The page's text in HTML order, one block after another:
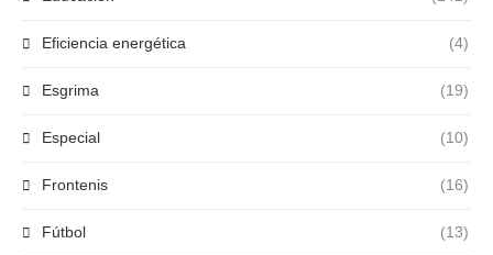
Eficiencia energética (4)
Esgrima (19)
Especial (10)
Frontenis (16)
Fútbol (13)